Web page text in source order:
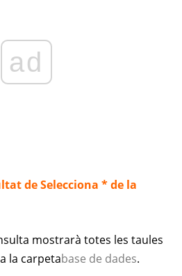
ad
de Selecciona * de la
mostrarà totes les taules
la carpetabase de dades.